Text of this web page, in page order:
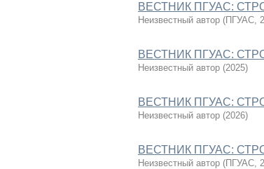
ВЕСТНИК ПГУАС:
Неизвестный автор (ПГУАС,
ВЕСТНИК ПГУАС:
Неизвестный автор (2025)
ВЕСТНИК ПГУАС:
Неизвестный автор (2026)
ВЕСТНИК ПГУАС:
Неизвестный автор (ПГУАС,